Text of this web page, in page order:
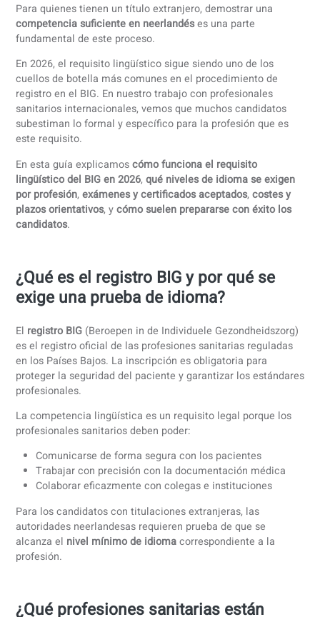
Prueba de idioma para el Registro
para profesionales sanitarios (2026):
pasos prácticos y requisitos
Si eres un profesional sanitario que planea trabajar en los
Países Bajos, la inscripción en elregistro BIGes
Para quienes tienen un título extranjero, demostrar una
competencia suficiente en neerlandés
fundamental de este proceso.
En 2026, el requisito lingüístico sigue siendo uno de los
cuellos de botella más comunes en el procedimiento de
registro en el BIG. En nuestro trabajo con profesionales
este requisito.
En esta guía explicamoscómo funciona el requisito
por profesión ,exámenes y certificados aceptados,costes
plazos orientativos, ycómo suelen prepararse con éxito
candidatos.
¿Qué es el registro BIG y por qué se
exige una prueba de idioma?
El registro BIG(Beroepen in de Individuele
es el registro oficial de las profesiones sanitarias
en los Países Bajos. La inscripción es obligatoria para
proteger la seguridad del paciente y garantizar los
profesionales.
profesionales sanitarios deben poder: